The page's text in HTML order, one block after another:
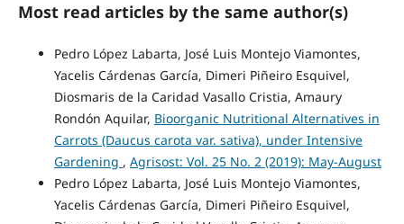
Most read articles by the same author(s)
Pedro López Labarta, José Luis Montejo Viamontes,
Yacelis Cárdenas García, Dimeri Piñeiro Esquivel,
Diosmaris de la Caridad Vasallo Cristia, Amaury
Rondón Aquilar, Bioorganic Nutritional Alternatives in
Carrots (Daucus carota var. sativa), under Intensive
Gardening , Agrisost: Vol. 25 No. 2 (2019): May-August
Pedro López Labarta, José Luis Montejo Viamontes,
Yacelis Cárdenas García, Dimeri Piñeiro Esquivel,